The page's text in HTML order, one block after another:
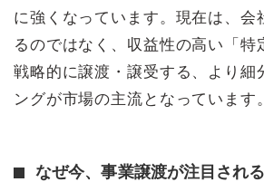
に強くなっています。現在は、会
るのではなく、収益性の高い「特
戦略的に譲渡・譲受する、より細
ングが市場の主流となっています。
なぜ今、事業譲渡が注目され